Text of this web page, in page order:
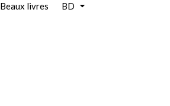
Beaux livres BD